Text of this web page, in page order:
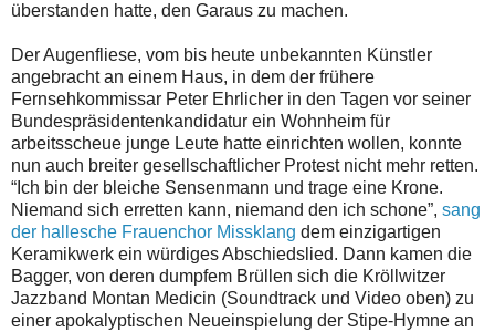
überstanden hatte, den Garaus zu machen.
Der Augenfliese, vom bis heute unbekannten Künstler
angebracht an einem Haus, in dem der frühere
Fernsehkommissar Peter Ehrlicher in den Tagen vor seiner
Bundespräsidentenkandidatur ein Wohnheim für
arbeitsscheue junge Leute hatte einrichten wollen, konnte
nun auch breiter gesellschaftlicher Protest nicht mehr retten.
“Ich bin der bleiche Sensenmann und trage eine Krone.
Niemand sich erretten kann, niemand den ich schone”, sang
der hallesche Frauenchor Missklang dem einzigartigen
Keramikwerk ein würdiges Abschiedslied. Dann kamen die
Bagger, von deren dumpfem Brüllen sich die Kröllwitzer
Jazzband Montan Medicin (Soundtrack und Video oben) zu
einer apokalyptischen Neueinspielung der Stipe-Hymne an